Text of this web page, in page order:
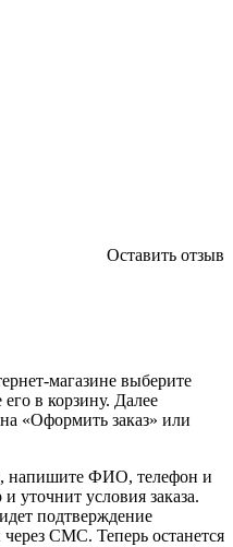
Оставить отзыв
магазине выберите
в корзину. Далее
«Оформить заказ» или
напишите ФИО, телефон и
уточнит условия заказа.
подтверждение
СМС. Теперь останется